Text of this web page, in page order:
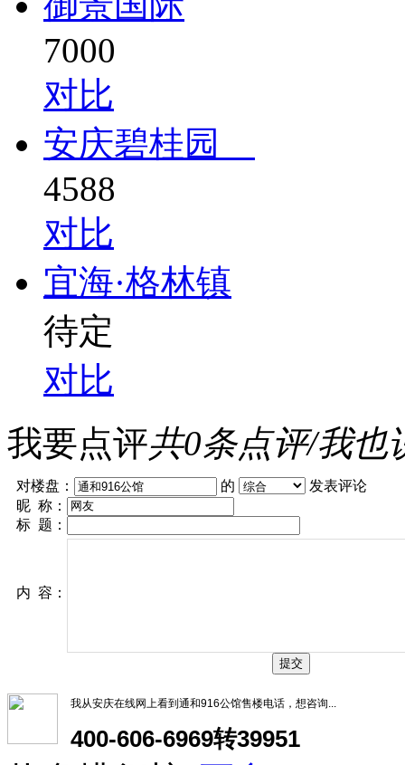
7000
对比
安庆碧桂园
4588
对比
宜海·格林镇
待定
对比
我要点评共0条点评/我也
对楼盘： 的
发表评论
昵 称：
标 题：
内 容：
我从安庆在线网上看到通和916公馆售楼电话，想咨询...
400-606-6969转39951